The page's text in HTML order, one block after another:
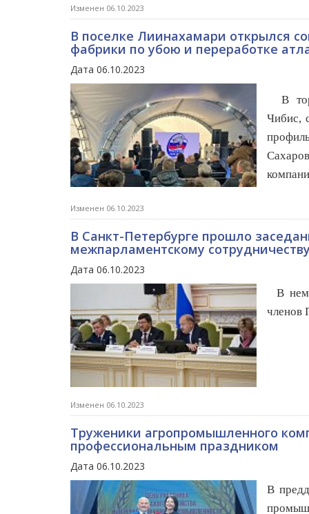
Изменен 06.10.2023
В поселке Лиинахамари открылся
фабрики по убою и переработке
Дата 06.10.2023
В
Чибис,
Изменен 06.10.2023
В Санкт-Петербурге прошло
межпарламентскому
Дата 06.10.2023
В нем
членов
Изменен 06.10.2023
Труженики агропромышленного
профессиональным праздником
Дата 06.10.2023
В